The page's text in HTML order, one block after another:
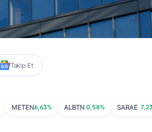
Takip Et
METEN6,63% ALBTN 0,58% SARAE